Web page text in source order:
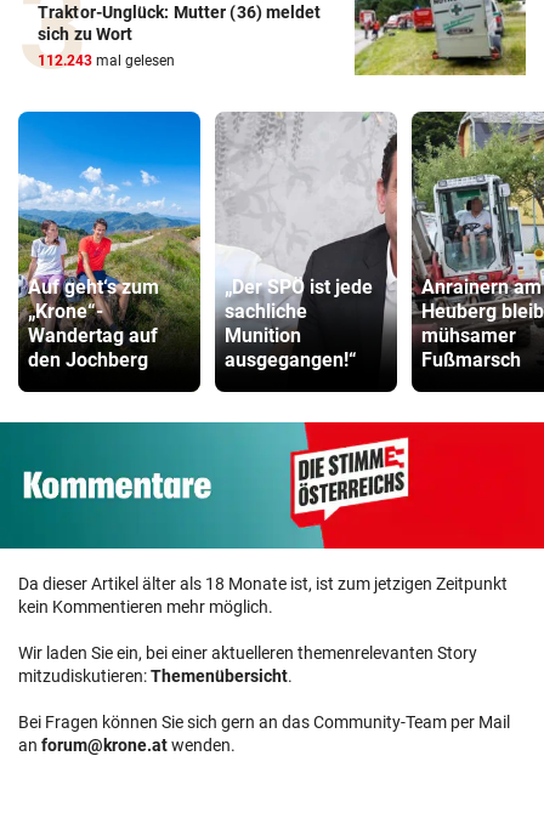
Traktor-Unglück: Mutter (36) meldet
sich zu Wort
112.243 mal gelesen
Auf geht‘s zum
„Krone“-
Wandertag auf
den Jochberg
„Der SPÖ ist jede
sachliche
Munition
ausgegangen!“
Anrainern am
Heuberg
mühsamer
Fußmarsch
Da dieser Artikel älter als 18 Monate ist, ist zum jetzigen Zeitpunkt
kein Kommentieren mehr möglich.
Wir laden Sie ein, bei einer aktuelleren themenrelevanten Story
mitzudiskutieren:Themenübersicht.
Bei Fragen können Sie sich gern an das Community-Team per Mail
an forum@krone.atwenden.